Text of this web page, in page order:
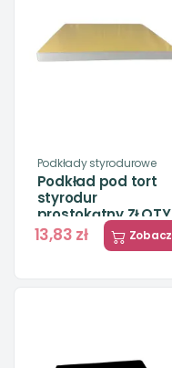
Podkłady styrodurowe
Podkład pod tort
styrodur
prostokątny ZŁOTY
13,83 zł Zobacz